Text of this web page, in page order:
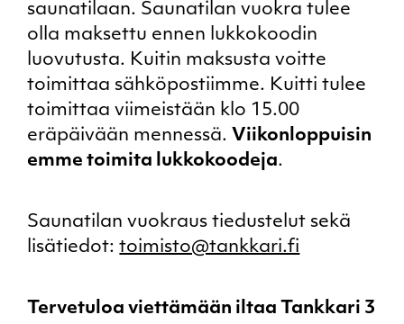
saunatilaan. Saunatilan vuokra tulee
olla maksettu ennen lukkokoodin
luovutusta. Kuitin maksusta voitte
toimittaa sähköpostiimme. Kuitti tulee
toimittaa viimeistään klo 15.00
eräpäivään mennessä. Viikonloppuisin
emme toimita lukkokoodeja.
Saunatilan vuokraus tiedustelut sekä
lisätiedot:toimisto@tankkari.fi
Tervetuloa viettämään iltaa Tankkari 3